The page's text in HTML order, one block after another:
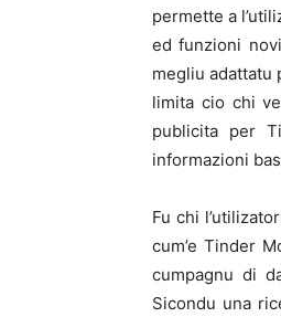
permette a
ed funzioni
megliu adattatu
limita cio chi
publicita per
informazioni
Fu chi
cum’e Tinder
cumpagnu di
Sicondu una